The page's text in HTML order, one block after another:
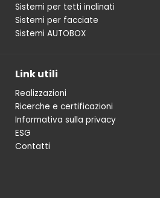
Sistemi per tetti inclinati
Sistemi per facciate
Sistemi AUTOBOX
Link utili
Realizzazioni
Ricerche e certificazioni
Informativa sulla privacy
ESG
Contatti